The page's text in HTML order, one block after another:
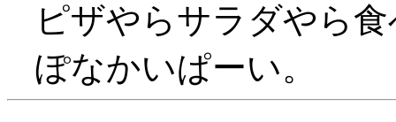
ピザやらサラダやら
ぽなかいぱーい。